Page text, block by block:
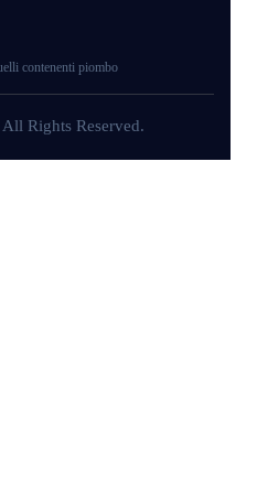
contenenti piombo
Rights Reserved.